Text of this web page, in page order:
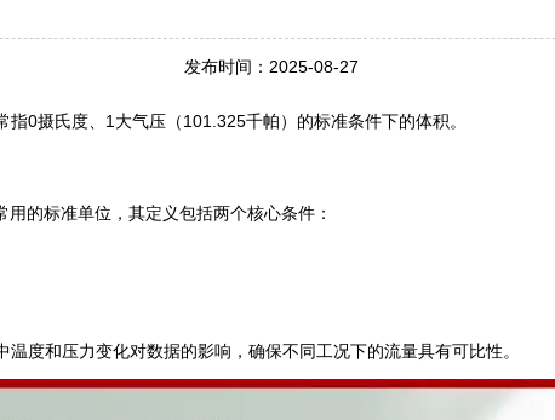
发布时间：2025-08-27
指‌0摄氏度、1大气压‌（101.325千帕）的标准条件下的体积。
的标准单位，其定义包括两个核心条件：
度和压力变化对数据的影响，确保不同工况下的流量具有可比性。